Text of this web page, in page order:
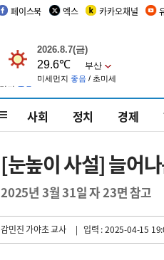
페이스북 엑스 카카오채널
사회 정치 경제
[눈높이 사설] 늘어
2025년 3월 31일 자 23면 참고
감민진 가야초 교사 | 입력 : 2025-04-15